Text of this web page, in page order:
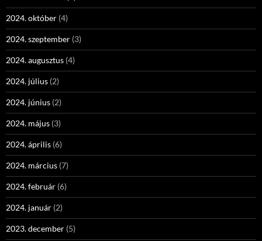
2024. október (4)
2024. szeptember (3)
2024. augusztus (4)
2024. július (2)
2024. június (2)
2024. május (3)
2024. április (6)
2024. március (7)
2024. február (6)
2024. január (2)
2023. december (5)